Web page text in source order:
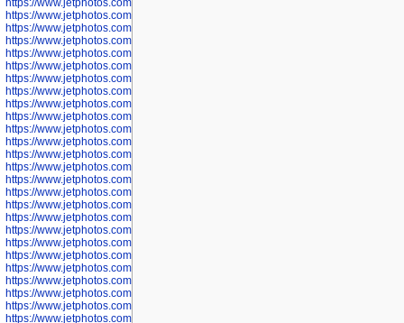
https://www.jetphotos.com/photographer/601269
https://www.jetphotos.com/photographer/601270
https://www.jetphotos.com/photographer/601272
https://www.jetphotos.com/photographer/601273
https://www.jetphotos.com/photographer/602779
https://www.jetphotos.com/photographer/602780
https://www.jetphotos.com/photographer/602781
https://www.jetphotos.com/photographer/602782
https://www.jetphotos.com/photographer/600111
https://www.jetphotos.com/photographer/600112
https://www.jetphotos.com/photographer/600148
https://www.jetphotos.com/photographer/600151
https://www.jetphotos.com/photographer/600155
https://www.jetphotos.com/photographer/600157
https://www.jetphotos.com/photographer/600159
https://www.jetphotos.com/photographer/600161
https://www.jetphotos.com/photographer/600163
https://www.jetphotos.com/photographer/600647
https://www.jetphotos.com/photographer/600648
https://www.jetphotos.com/photographer/600649
https://www.jetphotos.com/photographer/600650
https://www.jetphotos.com/photographer/602889
https://www.jetphotos.com/photographer/602890
https://www.jetphotos.com/photographer/602891
https://www.jetphotos.com/photographer/602895
https://www.jetphotos.com/photographer/602897